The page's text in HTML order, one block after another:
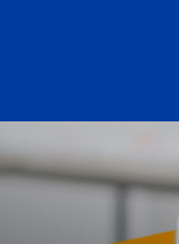
Hamburg